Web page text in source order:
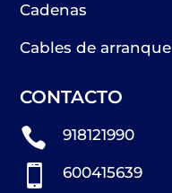
Cadenas
Cables de arranque
CONTACTO
 918121990
 600415639